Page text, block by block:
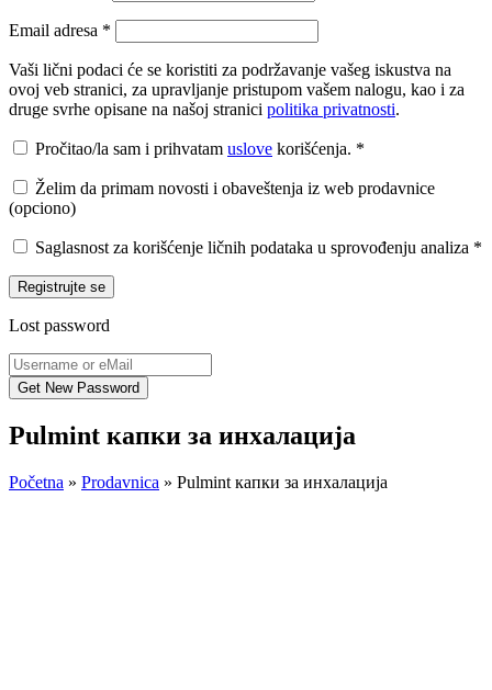
Email adresa *
Vaši lični podaci će se koristiti za podržavanje vašeg iskustva na
ovoj veb stranici, za upravljanje pristupom vašem nalogu, kao i za
druge svrhe opisane na našoj stranici politika privatnosti.
Pročitao/la sam i prihvatam uslove korišćenja. *
Želim da primam novosti i obaveštenja iz web prodavnice
(opciono)
Saglasnost za korišćenje ličnih podataka u sprovođenju analiza *
Registrujte se
Lost password
Pulmint капки за инхалација
Početna » Prodavnica » Pulmint капки за инхалација